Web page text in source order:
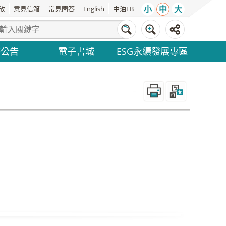
意見信箱 常見問答 English 中油FB 小 中 大
告 電子書城 ESG永續發展專區